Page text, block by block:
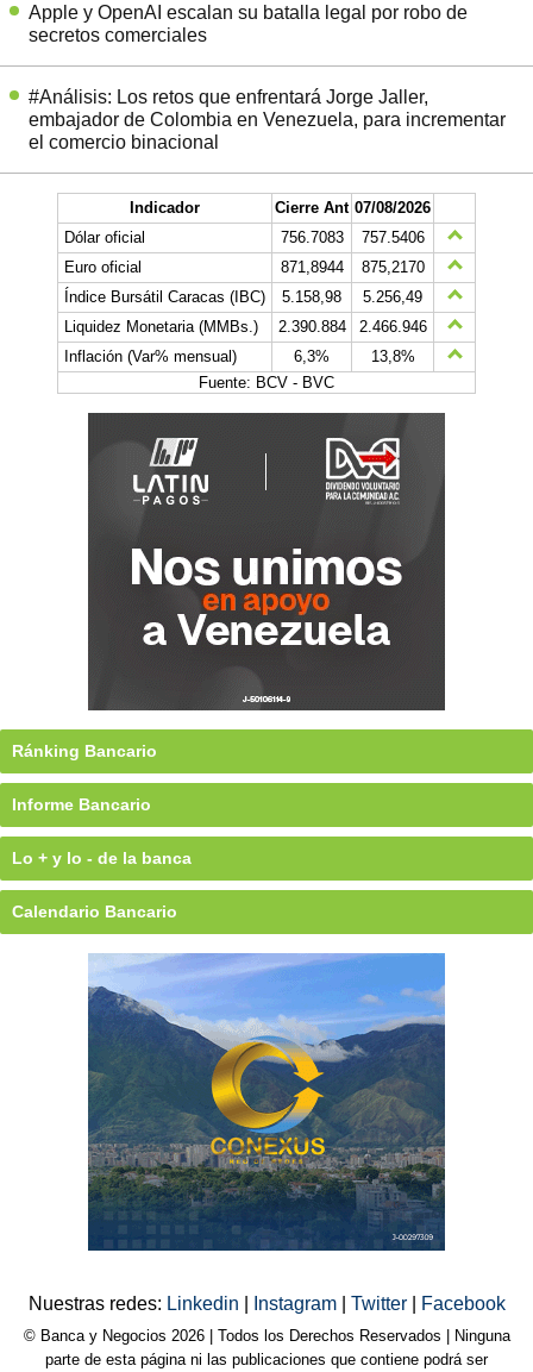
Apple y OpenAI escalan su batalla legal por robo de
secretos comerciales
#Análisis: Los retos que enfrentará Jorge Jaller,
embajador de Colombia en Venezuela, para incrementar
el comercio binacional
Indicador Cierre Ant 07/08/2026
Dólar oficial
756.7083
757.5406
Euro oficial
871,8944
875,2170
Índice Bursátil Caracas (IBC)
5.158,98
5.256,49
Liquidez Monetaria (MMBs.)
2.390.884
2.466.946
Inflación (Var% mensual)
6,3%
13,8%
Fuente: BCV - BVC
Ránking Bancario
Informe Bancario
Lo + y lo - de la banca
Calendario Bancario
Nuestras redes: Linkedin Instagram Twitter Facebook
© Banca y Negocios 2026 | Todos los Derechos Reservados | Ninguna
parte de esta página ni las publicaciones que contiene podrá ser